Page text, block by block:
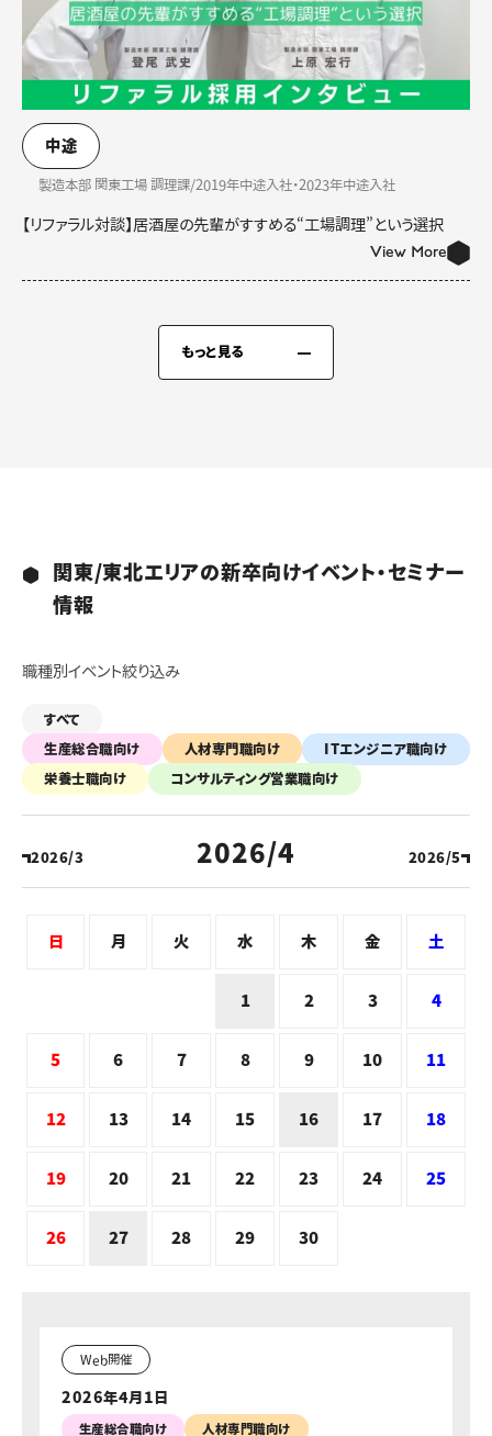
中途
製造本部 関東工場 調理課/2019年中途入社・2023年中途入社
【リファラル対談】居酒屋の先輩がすすめる“工場調理”という選択
View More
もっと見る
関東/東北エリアの新卒向けイベント・セミナー
情報
職種別イベント絞り込み
すべて
生産総合職向け 人材専門職向け ITエンジニア職向け
栄養士職向け コンサルティング営業職向け
2026/3 2026/4 2026/5
日 月 火 水 木 金 土
1 2 3 4
5 6 7 8 9 10 11
12 13 14 15 16 17 18
19 20 21 22 23 24 25
26 27 28 29 30
Web開催
2026年4月1日
生産総合職向け 人材専門職向け